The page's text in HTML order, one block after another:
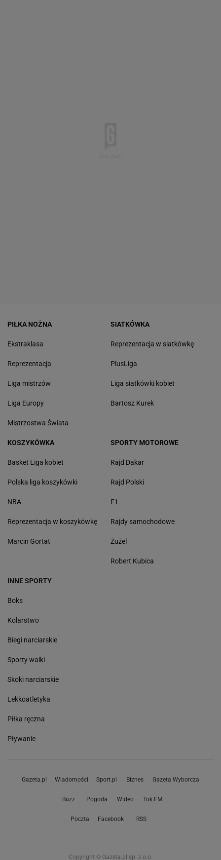
PIŁKA NOŻNA
Ekstraklasa
Reprezentacja
Liga mistrzów
Liga Europy
Mistrzostwa Świata
SIATKÓWKA
Reprezentacja w siatkówkę
PlusLiga
Liga siatkówki kobiet
Bartosz Kurek
KOSZYKÓWKA
Basket Liga kobiet
Polska liga koszykówki
NBA
Reprezentacja w koszykówkę
Marcin Gortat
SPORTY MOTOROWE
Rajd Dakar
Rajd Polski
F1
Rajdy samochodowe
Żużel
Robert Kubica
INNE SPORTY
Boks
Kolarstwo
Biegi narciarskie
Sporty walki
Skoki narciarskie
Lekkoatletyka
Piłka ręczna
Pływanie
Gazeta.pl Wiadomości Sport.pl Biznes Gazeta Wyborcza
Buzz Pogoda Wideo Tok.FM
Poczta Facebook RSS
Copyright © Gazeta.pl sp. z o.o.